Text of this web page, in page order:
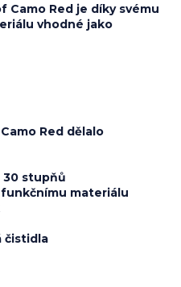
Camo Red je díky svému
vhodné jako
Red dělalo
30 stupňů
funkčnímu materiálu
čistidla